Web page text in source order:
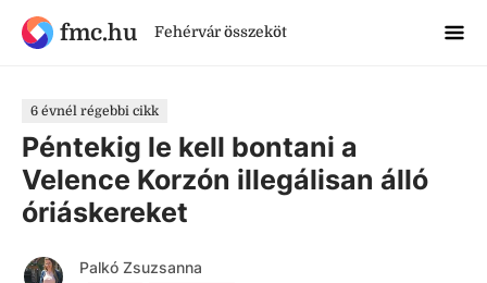
fmc.hu Fehérvár összeköt
6 évnél régebbi cikk
Péntekig le kell bontani a
Velence Korzón illegálisan álló
óriáskereket
Palkó Zsuzsanna